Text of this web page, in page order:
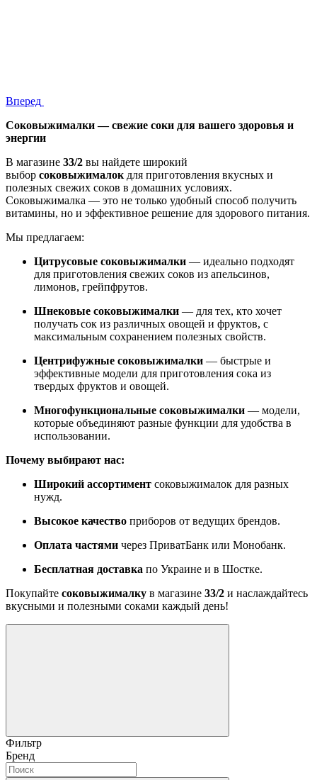
Вперед
Соковыжималки — свежие соки для вашего здоровья и
энергии
В магазине 33/2 вы найдете широкий
выбор соковыжималок для приготовления вкусных и
полезных свежих соков в домашних условиях.
Соковыжималка — это не только удобный способ получить
витамины, но и эффективное решение для здорового питания.
Мы предлагаем:
Цитрусовые соковыжималки — идеально подходят
для приготовления свежих соков из апельсинов,
лимонов, грейпфрутов.
Шнековые соковыжималки — для тех, кто хочет
получать сок из различных овощей и фруктов, с
максимальным сохранением полезных свойств.
Центрифужные соковыжималки — быстрые и
эффективные модели для приготовления сока из
твердых фруктов и овощей.
Многофункциональные соковыжималки — модели,
которые объединяют разные функции для удобства в
использовании.
Почему выбирают нас:
Широкий ассортимент соковыжималок для разных
нужд.
Высокое качество приборов от ведущих брендов.
Оплата частями через ПриватБанк или Монобанк.
Бесплатная доставка по Украине и в Шостке.
Покупайте соковыжималку в магазине 33/2 и наслаждайтесь
вкусными и полезными соками каждый день!
Фильтр
Бренд